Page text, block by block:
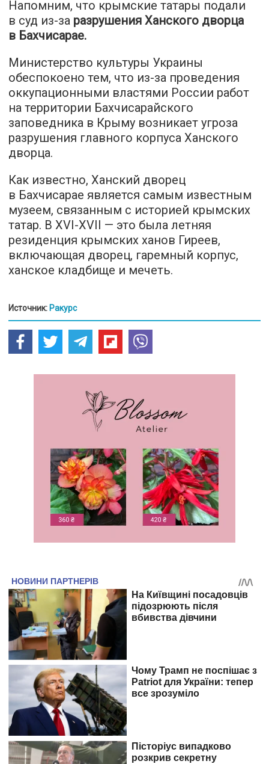
Напомним, что крымские татары подали
в суд из-за разрушения Ханского дворца
в Бахчисарае.
Министерство культуры Украины
обеспокоено тем, что из-за проведения
оккупационными властями России работ
на территории Бахчисарайского
заповедника в Крыму возникает угроза
разрушения главного корпуса Ханского
дворца.
Как известно, Ханский дворец
в Бахчисарае является самым известным
музеем, связанным с историей крымских
татар. В XVI-XVII — это была летняя
резиденция крымских ханов Гиреев,
включающая дворец, гаремный корпус,
ханское кладбище и мечеть.
Источник: Ракурс